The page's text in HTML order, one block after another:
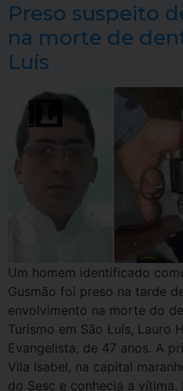
Preso suspeito
na morte de
Luís
Um homem identificado
Gusmão foi preso na tarde
envolvimento na morte do
Turismo em São Luís, Lauro
Evangelista, de 47 anos. A
Vila Isabel, na capital
do Sesc e conhecia a